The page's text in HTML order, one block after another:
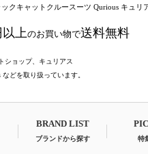
クキャットクルースーツ Qurious キュリ
上のお買い物で送料無料
ショップ、キュリアス
などを取り扱っています。
BRAND LIST
ブランドから探す 特